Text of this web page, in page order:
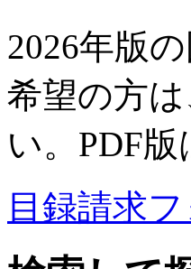
2026年版
希望の方
い。PDF版
目録請求